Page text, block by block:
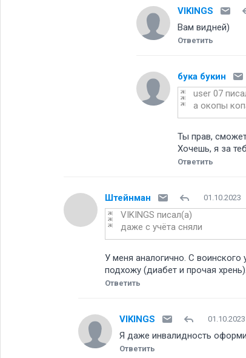
VIKINGS
Вам видней)
Ответить
бука букин
user 07
а окопы
Ты прав,
Хочешь, я за
Ответить
Штейнман 01.10.2023
VIKINGS писал(а)
даже с учёта сняли
У меня аналогично. С
подхожу (диабет и прочая хрень).
Ответить
VIKINGS 01.10.2023
Я даже инвалидность
Ответить